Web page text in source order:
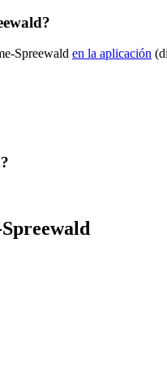
Spreewald en la aplicación